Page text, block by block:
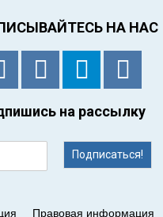
НА НАС
на рассылку
Подписаться!
Правовая информация